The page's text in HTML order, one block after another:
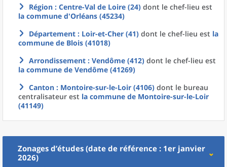
Région : Centre-Val de Loire (24) dont le chef-lieu est
la commune d'Orléans (45234)
Département : Loir-et-Cher (41) dont le chef-lieu est la
commune de Blois (41018)
Arrondissement : Vendôme (412) dont le chef-lieu est
la commune de Vendôme (41269)
Canton : Montoire-sur-le-Loir (4106) dont le bureau
centralisateur est la commune de Montoire-sur-le-Loir
(41149)
Zonages d’études (date de référence : 1er janvier
2026)